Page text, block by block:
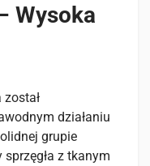
Wysoka
działaniu
grupie
z tkanym